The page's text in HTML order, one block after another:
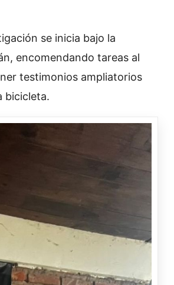
se inicia bajo la
encomendando tareas al
testimonios ampliatorios
bicicleta.